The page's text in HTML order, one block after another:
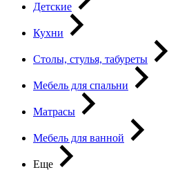
Детские
Кухни
Столы, стулья, табуреты
Мебель для спальни
Матрасы
Мебель для ванной
Еще